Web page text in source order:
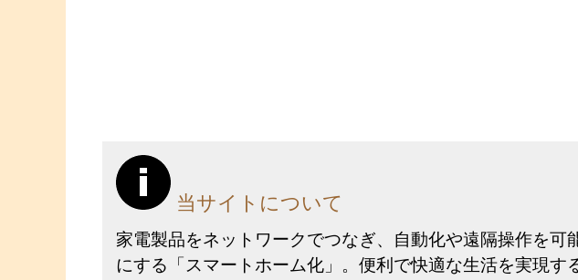
当サイトについて
家電製品をネットワークでつなぎ、自動化や遠隔操作を可
にする「スマートホーム化」。便利で快適な生活を実現す